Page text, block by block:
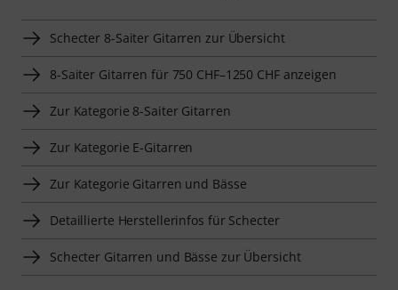
Schecter 8-Saiter Gitarren zur Übersicht
8-Saiter Gitarren für 750 CHF–1250 CHF anzeigen
Zur Kategorie 8-Saiter Gitarren
Zur Kategorie E-Gitarren
Zur Kategorie Gitarren und Bässe
Detaillierte Herstellerinfos für Schecter
Schecter Gitarren und Bässe zur Übersicht